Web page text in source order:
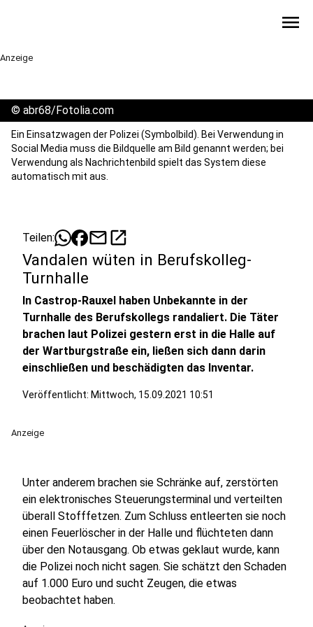
menu
Anzeige
© abr68/Fotolia.com
Ein Einsatzwagen der Polizei (Symbolbild). Bei Verwendung in
Social Media muss die Bildquelle am Bild genannt werden; bei
Verwendung als Nachrichtenbild spielt das System diese
automatisch mit aus.
Teilen: mailopen_in_new
Vandalen wüten in Berufskolleg-
Turnhalle
In Castrop-Rauxel haben Unbekannte in der
Turnhalle des Berufskollegs randaliert. Die Täter
brachen laut Polizei gestern erst in die Halle auf
der Wartburgstraße ein, ließen sich dann darin
einschließen und beschädigten das Inventar.
Veröffentlicht: Mittwoch, 15.09.2021 10:51
Anzeige
Unter anderem brachen sie Schränke auf, zerstörten
ein elektronisches Steuerungsterminal und verteilten
überall Stofffetzen. Zum Schluss entleerten sie noch
einen Feuerlöscher in der Halle und flüchteten dann
über den Notausgang. Ob etwas geklaut wurde, kann
die Polizei noch nicht sagen. Sie schätzt den Schaden
auf 1.000 Euro und sucht Zeugen, die etwas
beobachtet haben.